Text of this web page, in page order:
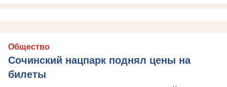
Общество
Сочинский нацпарк поднял цены на
билеты